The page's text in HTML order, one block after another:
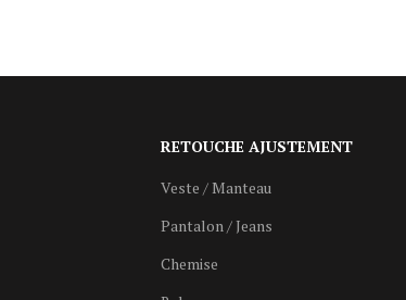
RETOUCHE AJUSTEMENT
Veste / Manteau
Pantalon / Jeans
Chemise